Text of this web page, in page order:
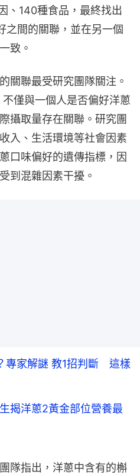
、140種食品，最終找出
之間的關聯，並在另一個
致。
關聯最受研究團隊關注。
僅與一個人是否偏好洋蔥
攝取量存在關聯。研究團
入、生活環境等社會因素
口味偏好的遺傳指標，因
到混雜因素干擾。
專家解謎 教1招判斷 這樣
揭洋蔥2黃金部位營養最
隊指出，洋蔥中含有的槲